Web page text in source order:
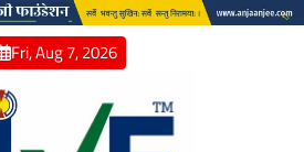
Fri, Aug 7, 2026